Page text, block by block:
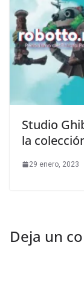
Studio
la
29 enero, 2023
Deja un